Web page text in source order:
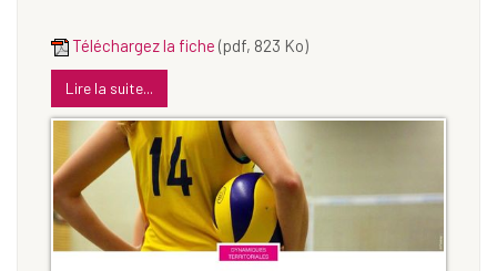
Téléchargez la fiche (pdf, 823 Ko)
Lire la suite...